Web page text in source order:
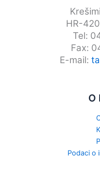
HR-
Tel:
Fax:
E-mail:
O
Podaci o